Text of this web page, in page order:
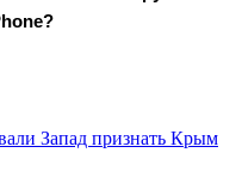
Запад признать Крым